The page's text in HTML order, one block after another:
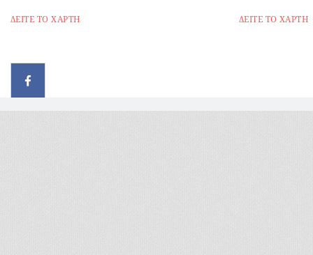
ΔΕΙΤΕ ΤΟ ΧΑΡΤΗ ΔΕΙΤΕ ΤΟ ΧΑΡΤΗ